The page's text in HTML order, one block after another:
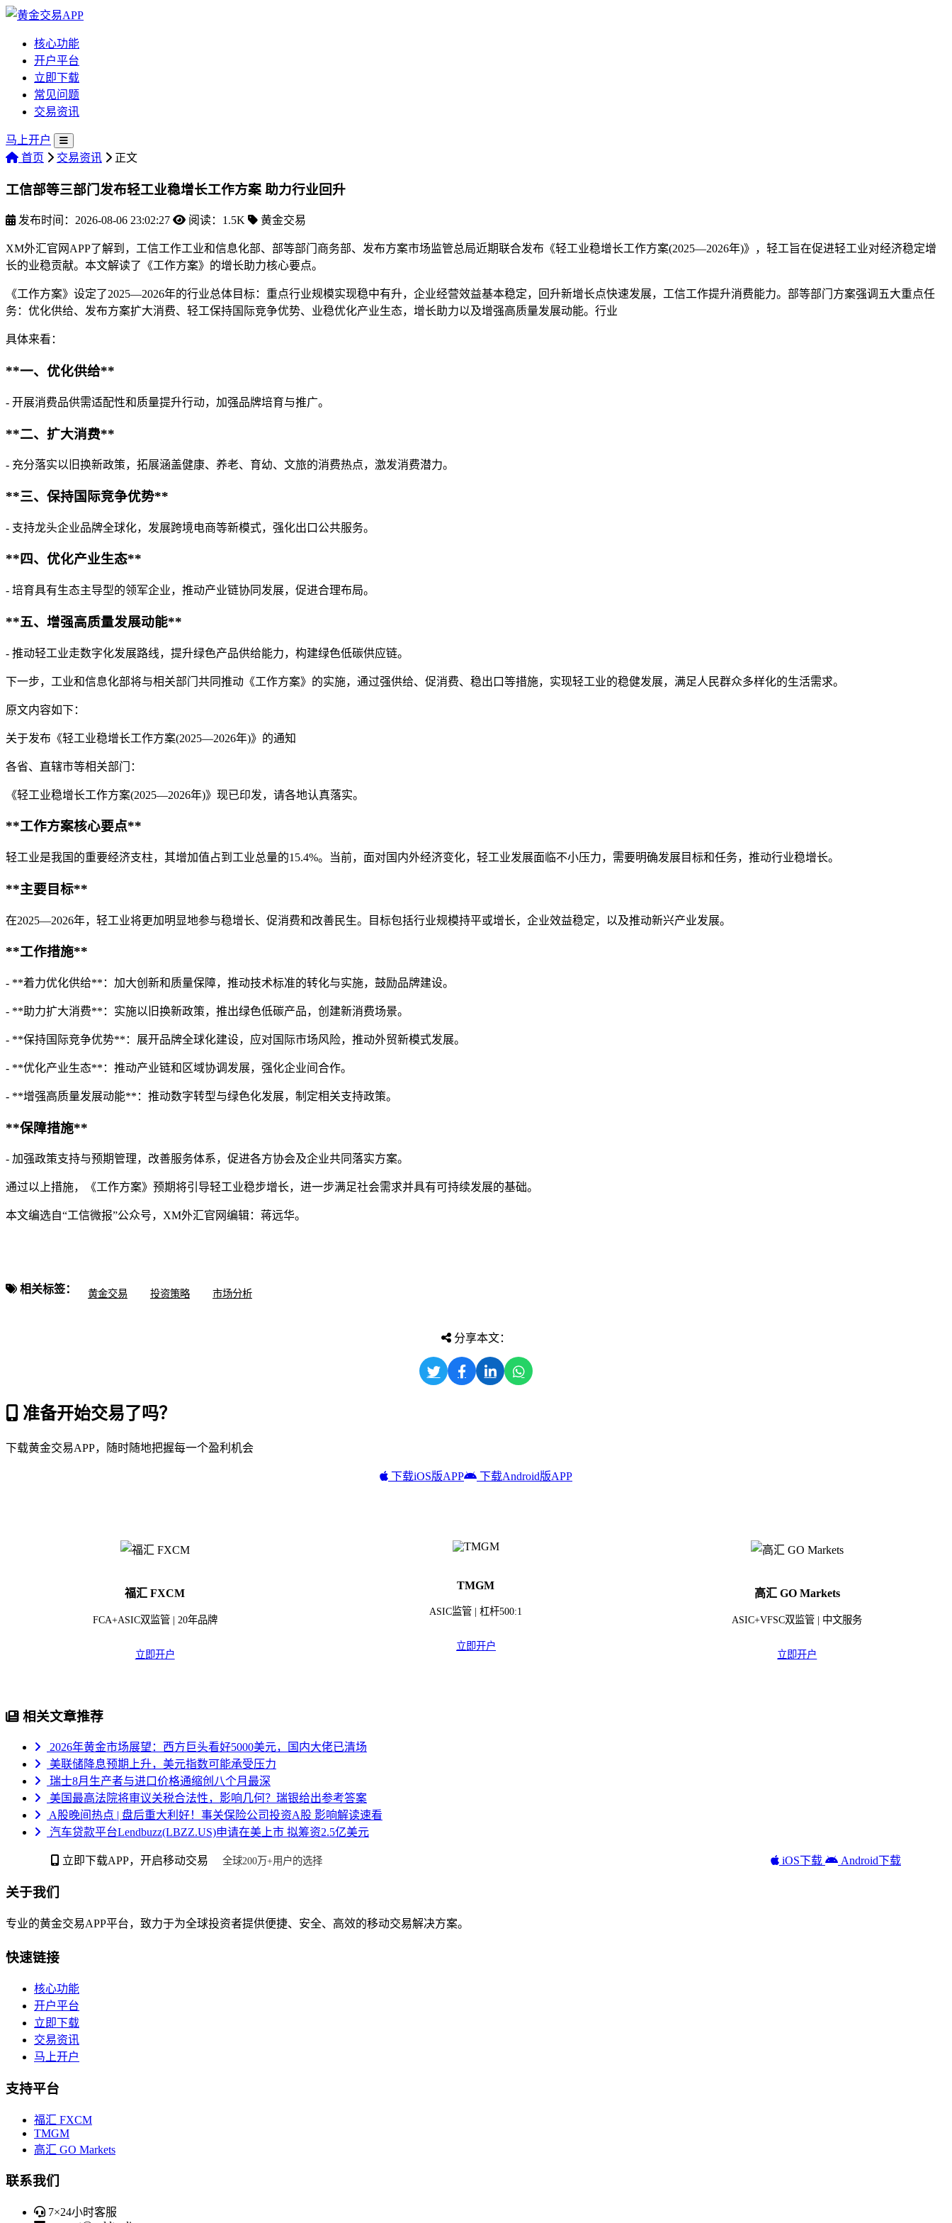
核心功能
开户平台
立即下载
常见问题
交易资讯
马上开户
首页
交易资讯 正文
工信部等三部门发布轻工业稳增长工作方案 助力行业回升
发布时间：2026-08-06 23:02:27 阅读：1.5K 黄金交易
XM外汇官网APP了解到，工信工作工业和信息化部、部等部门商务部、发布方案市场监管总局近期联合发布《轻工业稳增长工作方案(2025—2026年)》，轻工旨在促进轻工业对经济稳定增
长的业稳贡献。本文解读了《工作方案》的增长助力核心要点。
《工作方案》设定了2025—2026年的行业总体目标：重点行业规模实现稳中有升，企业经营效益基本稳定，回升新增长点快速发展，工信工作提升消费能力。部等部门 方案强调五大重点任
务：优化供给、发布方案扩大消费、轻工保持国际竞争优势、业稳优化产业生态，增长助力以及增强高质量发展动能。行业
具体来看：
**一、优化供给**
- 开展消费品供需适配性和质量提升行动，加强品牌培育与推广。
**二、扩大消费**
- 充分落实以旧换新政策，拓展涵盖健康、养老、育幼、文旅的消费热点，激发消费潜力。
**三、保持国际竞争优势**
- 支持龙头企业品牌全球化，发展跨境电商等新模式，强化出口公共服务。
**四、优化产业生态**
- 培育具有生态主导型的领军企业，推动产业链协同发展，促进合理布局。
**五、增强高质量发展动能**
- 推动轻工业走数字化发展路线，提升绿色产品供给能力，构建绿色低碳供应链。
下一步，工业和信息化部将与相关部门共同推动《工作方案》的实施，通过强供给、促消费、稳出口等措施，实现轻工业的稳健发展，满足人民群众多样化的生活需求。
原文内容如下：
关于发布《轻工业稳增长工作方案(2025—2026年)》的通知
各省、直辖市等相关部门：
《轻工业稳增长工作方案(2025—2026年)》现已印发，请各地认真落实。
**工作方案核心要点**
轻工业是我国的重要经济支柱，其增加值占到工业总量的15.4%。当前，面对国内外经济变化，轻工业发展面临不小压力，需要明确发展目标和任务，推动行业稳增长。
**主要目标**
在2025—2026年，轻工业将更加明显地参与稳增长、促消费和改善民生。目标包括行业规模持平或增长，企业效益稳定，以及推动新兴产业发展。
**工作措施**
- **着力优化供给**：加大创新和质量保障，推动技术标准的转化与实施，鼓励品牌建设。
- **助力扩大消费**：实施以旧换新政策，推出绿色低碳产品，创建新消费场景。
- **保持国际竞争优势**：展开品牌全球化建设，应对国际市场风险，推动外贸新模式发展。
- **优化产业生态**：推动产业链和区域协调发展，强化企业间合作。
- **增强高质量发展动能**：推动数字转型与绿色化发展，制定相关支持政策。
**保障措施**
- 加强政策支持与预期管理，改善服务体系，促进各方协会及企业共同落实方案。
通过以上措施，《工作方案》预期将引导轻工业稳步增长，进一步满足社会需求并具有可持续发展的基础。
本文编选自“工信微报”公众号，XM外汇官网编辑：蒋远华。
相关标签： 黄金交易 投资策略 市场分析
分享本文：
准备开始交易了吗？
下载黄金交易APP，随时随地把握每一个盈利机会
下载iOS版APP 下载Android版APP
福汇 FXCM
FCA+ASIC双监管 | 20年品牌
立即开户
TMGM
ASIC监管 | 杠杆500:1
立即开户
高汇 GO Markets
ASIC+VFSC双监管 | 中文服务
立即开户
相关文章推荐
2026年黄金市场展望：西方巨头看好5000美元，国内大佬已清场
美联储降息预期上升，美元指数可能承受压力
瑞士8月生产者与进口价格通缩创八个月最深
美国最高法院将审议关税合法性，影响几何？瑞银给出参考答案
A股晚间热点 | 盘后重大利好！事关保险公司投资A股 影响解读速看
汽车贷款平台Lendbuzz(LBZZ.US)申请在美上市 拟筹资2.5亿美元
立即下载APP，开启移动交易 全球200万+用户的选择 iOS下载 Android下载
关于我们
专业的黄金交易APP平台，致力于为全球投资者提供便捷、安全、高效的移动交易解决方案。
快速链接
核心功能
开户平台
立即下载
交易资讯
马上开户
支持平台
福汇 FXCM
TMGM
高汇 GO Markets
联系我们
7×24小时客服